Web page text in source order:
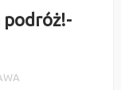
podróż!-